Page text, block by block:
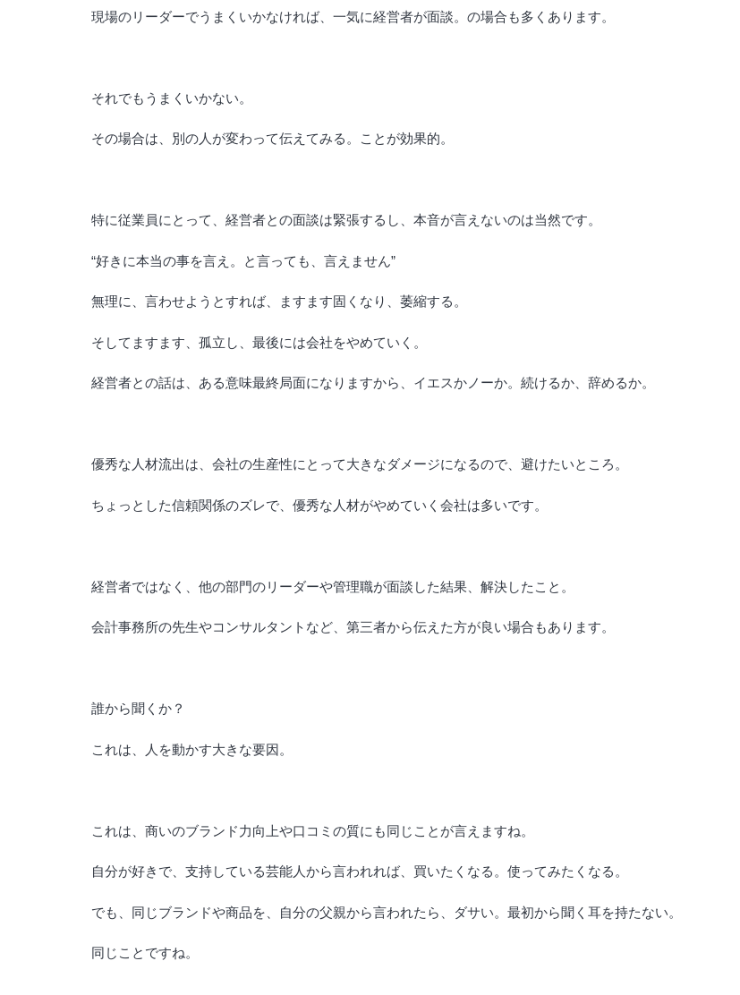
現場のリーダーでうまくいかなければ、一気に経営者が面談。の場合も多くあります。
それでもうまくいかない。
その場合は、別の人が変わって伝えてみる。ことが効果的。
特に従業員にとって、経営者との面談は緊張するし、本音が言えないのは当然です。
“好きに本当の事を言え。と言っても、言えません”
無理に、言わせようとすれば、ますます固くなり、萎縮する。
そしてますます、孤立し、最後には会社をやめていく。
経営者との話は、ある意味最終局面になりますから、イエスかノーか。続けるか、辞めるか。
優秀な人材流出は、会社の生産性にとって大きなダメージになるので、避けたいところ。
ちょっとした信頼関係のズレで、優秀な人材がやめていく会社は多いです。
経営者ではなく、他の部門のリーダーや管理職が面談した結果、解決したこと。
会計事務所の先生やコンサルタントなど、第三者から伝えた方が良い場合もあります。
誰から聞くか？
これは、人を動かす大きな要因。
これは、商いのブランド力向上や口コミの質にも同じことが言えますね。
自分が好きで、支持している芸能人から言われれば、買いたくなる。使ってみたくなる。
でも、同じブランドや商品を、自分の父親から言われたら、ダサい。最初から聞く耳を持たない。
同じことですね。